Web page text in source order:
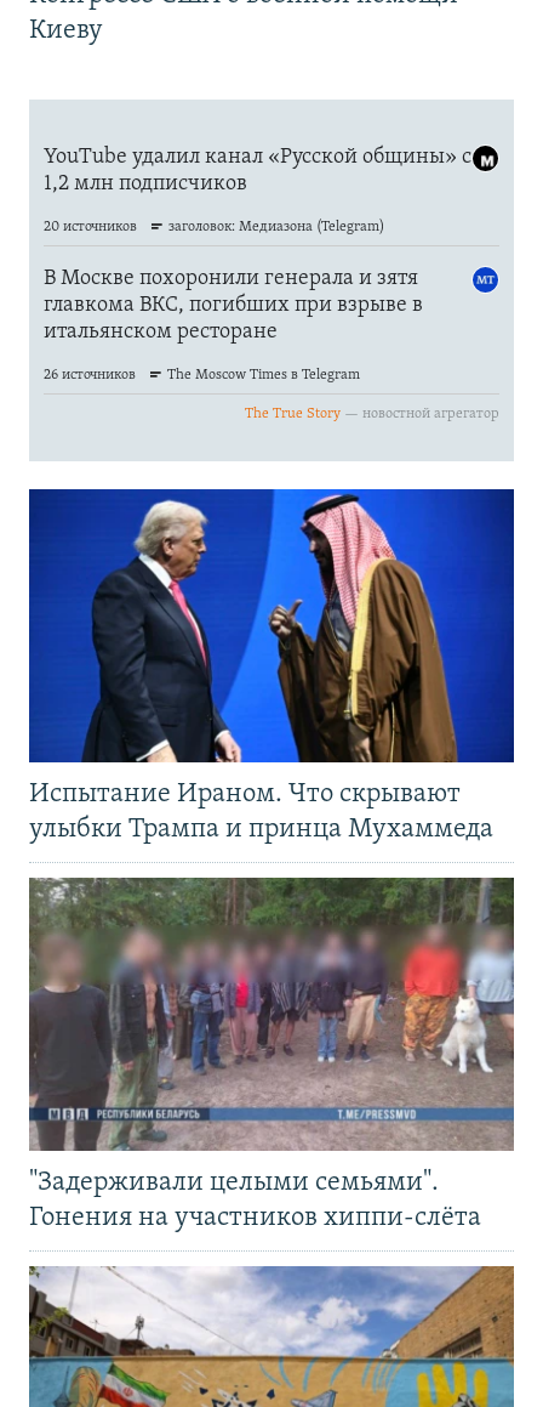
Киеву
Испытание Ираном. Что скрывают
улыбки Трампа и принца Мухаммеда
"Задерживали целыми семьями".
Гонения на участников хиппи-слёта